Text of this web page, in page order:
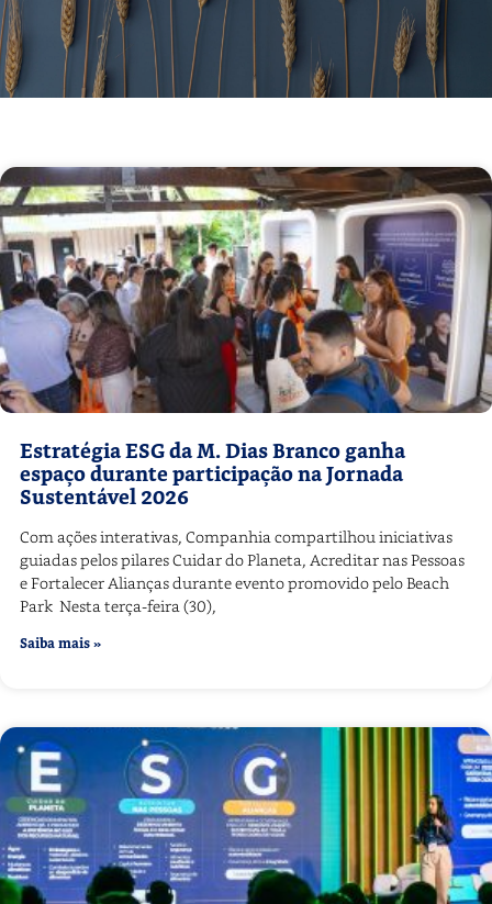
Estratégia ESG da M. Dias Branco ganha
espaço durante participação na Jornada
Sustentável 2026
Com ações interativas, Companhia compartilhou iniciativas
guiadas pelos pilares Cuidar do Planeta, Acreditar nas Pessoas
e Fortalecer Alianças durante evento promovido pelo Beach
Park Nesta terça-feira (30),
Saiba mais »